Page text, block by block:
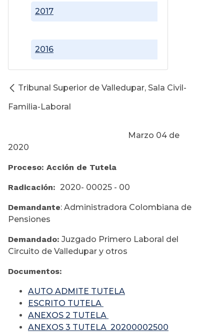
2016
2017
Tribunal Superior de Valledupar, Sala Civil-
Familia-Laboral
Marzo 04 de
2020
Proceso: Acción de Tutela
Radicación: 2020- 00025 - 00
Demandante: Administradora Colombiana de
Pensiones
Demandado: Juzgado Primero Laboral del
Circuito de Valledupar y otros
Documentos:
AUTO ADMITE TUTELA
ESCRITO TUTELA
ANEXOS 2 TUTELA
ANEXOS 3 TUTELA 20200002500